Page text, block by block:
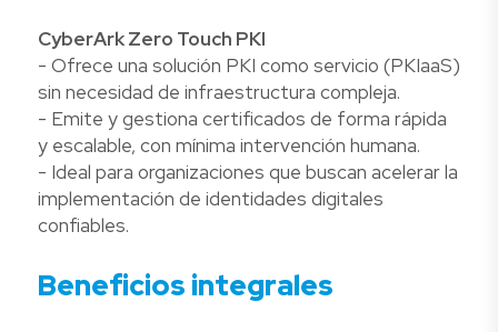
CyberArk Zero Touch PKI
- Ofrece una solución PKI como servicio (PKIaaS)
sin necesidad de infraestructura compleja.
- Emite y gestiona certificados de forma rápida
y escalable, con mínima intervención humana.
- Ideal para organizaciones que buscan acelerar la
implementación de identidades digitales
confiables.
Beneficios integrales